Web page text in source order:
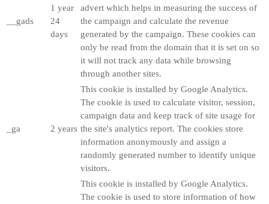
__gads
1 year
24
days
advert which helps in measuring the success of
the campaign and calculate the revenue
generated by the campaign. These cookies can
only be read from the domain that it is set on so
it will not track any data while browsing
through another sites.
_ga 2 years
This cookie is installed by Google Analytics.
The cookie is used to calculate visitor, session,
campaign data and keep track of site usage for
the site's analytics report. The cookies store
information anonymously and assign a
randomly generated number to identify unique
visitors.
This cookie is installed by Google Analytics.
The cookie is used to store information of how